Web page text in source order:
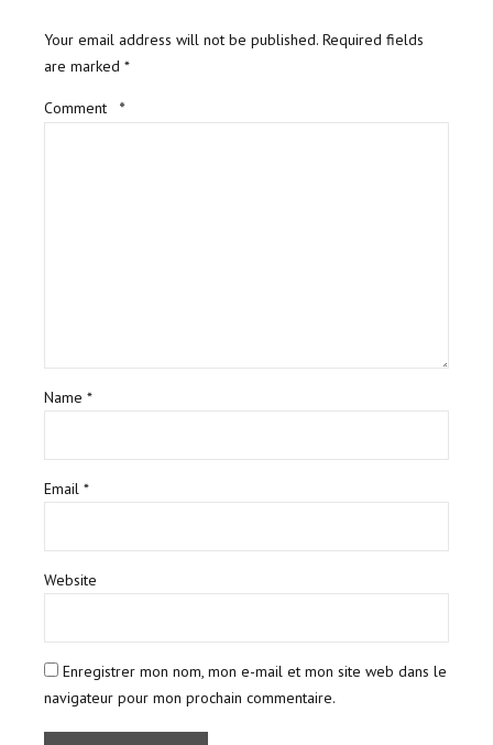
Your email address will not be published. Required fields
are marked *
Comment *
Name *
Email *
Website
Enregistrer mon nom, mon e-mail et mon site web dans le
navigateur pour mon prochain commentaire.